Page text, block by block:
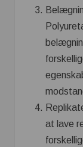
at lave